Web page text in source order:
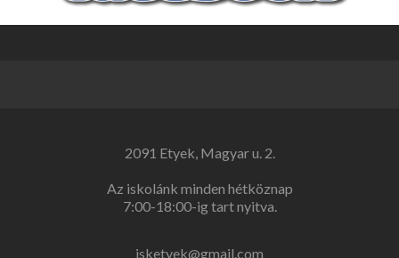
2091 Etyek, Magyar u. 2.
Az iskolánk minden hétköznap
7:00-18:00-ig tart nyitva.
isketyek@gmail.com